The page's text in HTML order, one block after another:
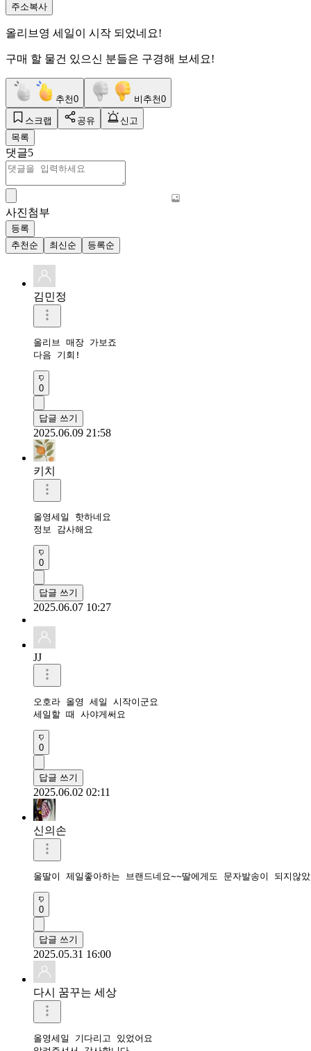
주소복사
올리브영 세일이 시작 되었네요!
구매 할 물건 있으신 분들은 구경해 보세요!
추천0 비추천0
스크랩 공유
신고
목록
댓글5
사진첨부
등록
추천순
최신순 등록순
김민정
올리브 매장 가보죠
다음 기회!
0
답글 쓰기
2025.06.09 21:58
키치
올영세일 핫하네요
정보 감사해요
0
답글 쓰기
2025.06.07 10:27
JJ
오호라 올영 세일 시작이군요
세일할 때 사야게써요
0
답글 쓰기
2025.06.02 02:11
신의손
울딸이 제일좋아하는 브랜드네요~~딸에게도 문자발송이 되지
0
답글 쓰기
2025.05.31 16:00
다시 꿈꾸는 세상
올영세일 기다리고 있었어요